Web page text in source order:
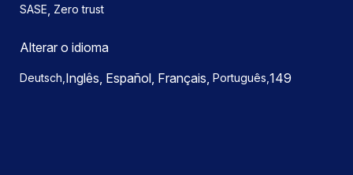
SASE, Zero trust
Alterar o idioma
Deutsch, Inglês, Español, Français, Português, 149